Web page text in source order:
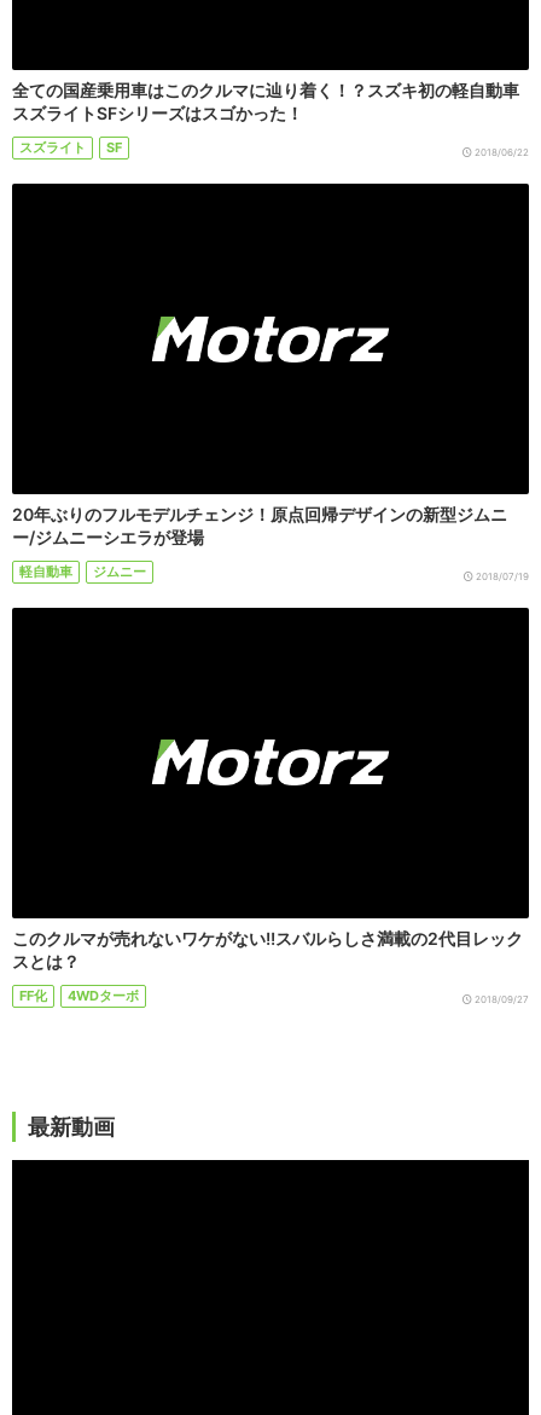
全ての国産乗用車はこのクルマに辿り着く！？スズキ初の軽自動車
スズライトSFシリーズはスゴかった！
スズライト SF 2018/06/22
20年ぶりのフルモデルチェンジ！原点回帰デザインの新型ジムニ
ー/ジムニーシエラが登場
軽自動車 ジムニー 2018/07/19
このクルマが売れないワケがない!!スバルらしさ満載の2代目レック
スとは？
FF化 4WDターボ 2018/09/27
最新動画